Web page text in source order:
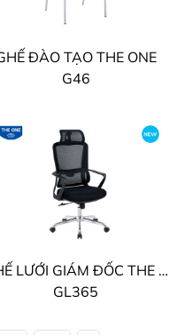
ĐÀO TẠO THE ONE
G46
GHẾ LƯỚI GIÁM ĐỐC THE ONE
GL365